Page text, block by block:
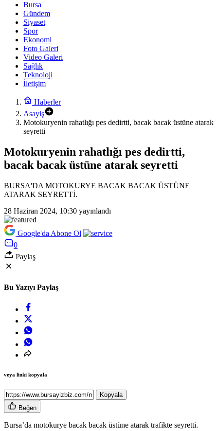
Bursa
Gündem
Siyaset
Spor
Ekonomi
Foto Galeri
Video Galeri
Sağlık
Teknoloji
İletişim
Haberler
Asayiş
Motokuryenin rahatlığı pes dedirtti, bacak bacak üstüne atarak
seyretti
Motokuryenin rahatlığı pes dedirtti,
bacak bacak üstüne atarak seyretti
BURSA'DA MOTOKURYE BACAK BACAK ÜSTÜNE
ATARAK SEYRETTİ.
28 Haziran 2024, 10:30 yayınlandı
Google'da Abone Ol
0
Paylaş
Bu Yazıyı Paylaş
veya linki kopyala
Kopyala
Beğen
Bursa’da motokurye bacak bacak üstüne atarak trafikte seyretti.